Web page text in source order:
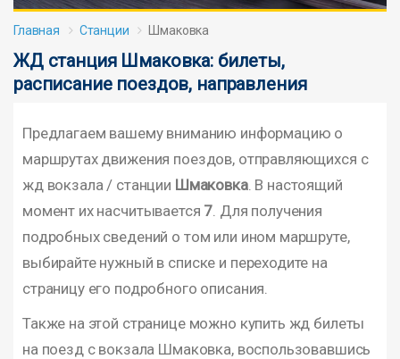
Главная Станции Шмаковка
ЖД станция Шмаковка: билеты,
расписание поездов, направления
Предлагаем вашему вниманию информацию о
маршрутах движения поездов, отправляющихся с
жд вокзала / станции Шмаковка. В настоящий
момент их насчитывается 7 . Для получения
подробных сведений о том или ином маршруте,
выбирайте нужный в списке и переходите на
страницу его подробного описания.
Также на этой странице можно купить жд билеты
на поезд с вокзала Шмаковка, воспользовавшись